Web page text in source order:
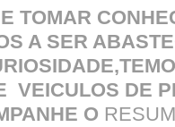
TOMAR
A SER
DE
O